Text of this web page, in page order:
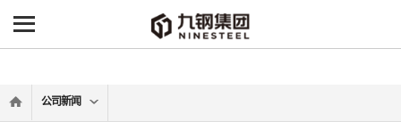
-->
公司新闻